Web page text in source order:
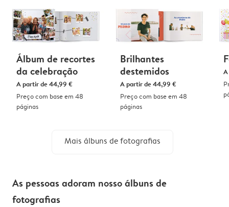
Álbum de recortes
da celebração
A partir de44,99 €
Preço com base em 48
páginas
Brilhantes
destemidos
A partir de44,99 €
Preço com base em 48
páginas
Mais álbuns de fotografias
As pessoas adoram nosso álbuns de
fotografias